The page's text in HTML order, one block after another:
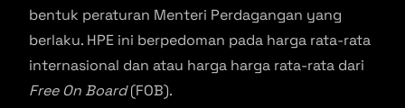
bentuk peraturan Menteri Perdagangan yang
berlaku. HPE ini berpedoman pada harga rata-rata
internasional dan atau harga harga rata-rata dari
Free On Board(FOB).